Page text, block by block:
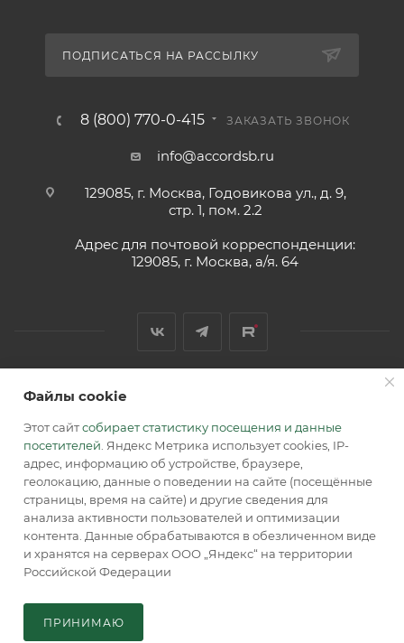
ПОДПИСАТЬСЯ НА РАССЫЛКУ
8 (800) 770-0-415 ЗАКАЗАТЬ ЗВОНОК
info@accordsb.ru
129085, г. Москва, Годовикова ул., д. 9,
стр. 1, пом. 2.2
Адрес для почтовой корреспонденции:
129085, г. Москва, а/я. 64
2026 © Обращаем Ваше внимание на то, что вся
информация, размещенная на сайте, носит
информационный характер и не является публичной
офертой, определяемой положениями Статьи 437 (2) ГК РФ.
Файлы cookie
Этот сайтсобирает статистику посещения и данные
посетителей . Яндекс Метрика использует cookies, IP-
адрес, информацию об устройстве, браузере,
геолокацию, данные о поведении на сайте (посещённые
страницы, время на сайте) и другие сведения для
анализа активности пользователей и оптимизации
контента. Данные обрабатываются в обезличенном виде
и хранятся на серверах ООО „Яндекс“ на территории
Российской Федерации
ПРИНИМАЮ